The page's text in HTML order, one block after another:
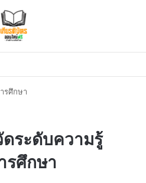
รศึกษา
ระดับความรู้
รศึกษา